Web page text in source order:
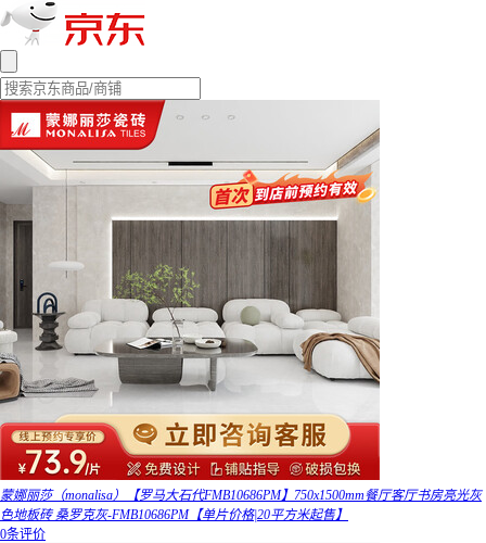
蒙娜丽莎（monalisa）【罗马大石代FMB10686PM】750x1500mm餐厅客厅书房亮光灰
色地板砖 桑罗克灰-FMB10686PM【单片价格|20平方米起售】
0条评价